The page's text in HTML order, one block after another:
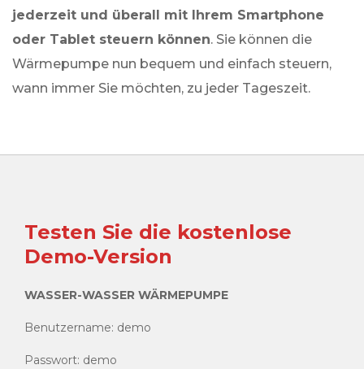
jederzeit und überall mit Ihrem Smartphone
oder Tablet steuern können. Sie können die
Wärmepumpe nun bequem und einfach steuern,
wann immer Sie möchten, zu jeder Tageszeit.
Testen Sie die kostenlose
Demo-Version
WASSER-WASSER WÄRMEPUMPE
Benutzername: demo
Passwort: demo